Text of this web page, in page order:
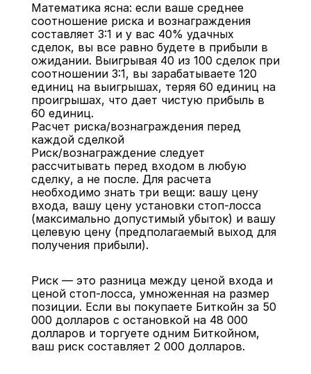
Математика ясна: если ваше среднее
соотношение риска и вознаграждения
составляет 3:1 и у вас 40% удачных
сделок, вы все равно будете в прибыли в
ожидании. Выигрывая 40 из 100 сделок при
соотношении 3:1, вы зарабатываете 120
единиц на выигрышах, теряя 60 единиц на
проигрышах, что дает чистую прибыль в
60 единиц.
Расчет риска/вознаграждения перед
каждой сделкой
Риск/вознаграждение следует
рассчитывать перед входом в любую
сделку, а не после. Для расчета
необходимо знать три вещи: вашу цену
входа, вашу цену установки стоп-лосса
(максимально допустимый убыток) и вашу
целевую цену (предполагаемый выход для
получения прибыли).
Риск — это разница между ценой входа и
ценой стоп-лосса, умноженная на размер
позиции. Если вы покупаете Биткойн за 50
000 долларов с остановкой на 48 000
долларов и торгуете одним Биткойном,
ваш риск составляет 2 000 долларов.